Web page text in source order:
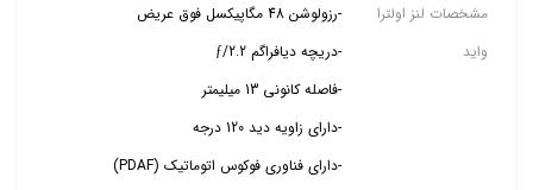
مشخصات لنز اولترا
واید
-رزولوشن 48 مگاپیکسل فوق عریض
-فاصله کانونی 13 میلیمتر
-دارای زاویه دید 120 درجه
-دارای فناوری فوکوس اتوماتیک (PDAF)